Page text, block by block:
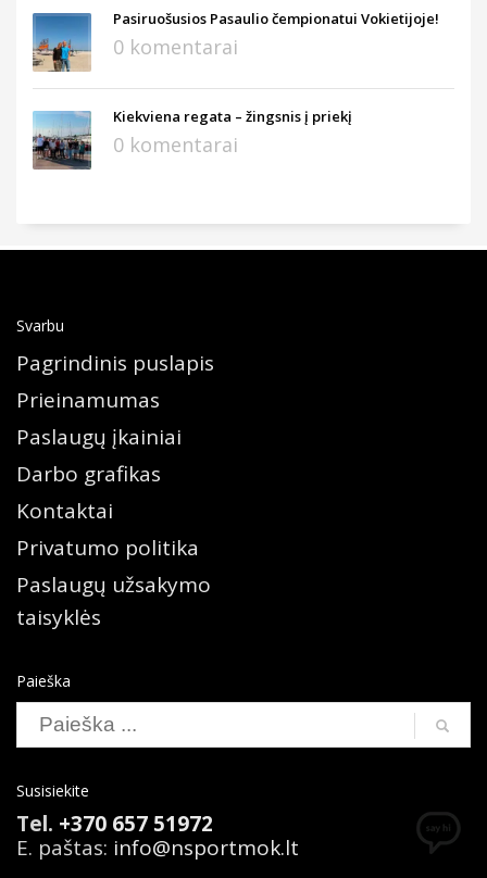
Pasiruošusios Pasaulio čempionatui Vokietijoje!
0 komentarai
Kiekviena regata – žingsnis į priekį
0 komentarai
Svarbu
Pagrindinis puslapis
Prieinamumas
Paslaugų įkainiai
Darbo grafikas
Kontaktai
Privatumo politika
Paslaugų užsakymo
taisyklės
Paieška
Susisiekite
Tel. +370 657 51972
E. paštas: info@nsportmok.lt